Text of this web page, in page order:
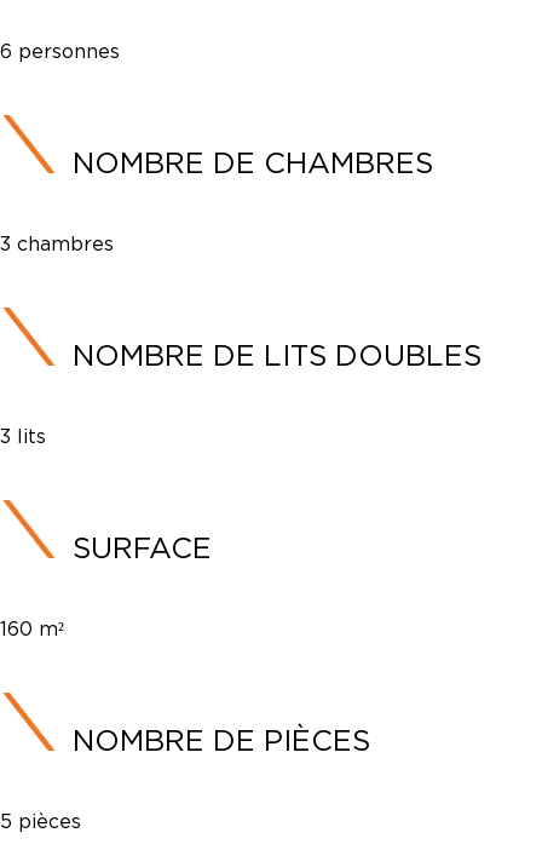
6 personnes
NOMBRE DE CHAMBRES
3 chambres
NOMBRE DE LITS DOUBLES
3 lits
SURFACE
160 m²
NOMBRE DE PIÈCES
5 pièces